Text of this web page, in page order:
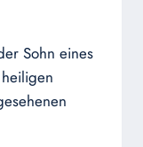
Sohn eines